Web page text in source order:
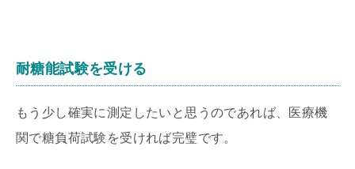
耐糖能試験を受ける
もう少し確実に測定したいと思うのであれば、医療機
関で糖負荷試験を受ければ完璧です。